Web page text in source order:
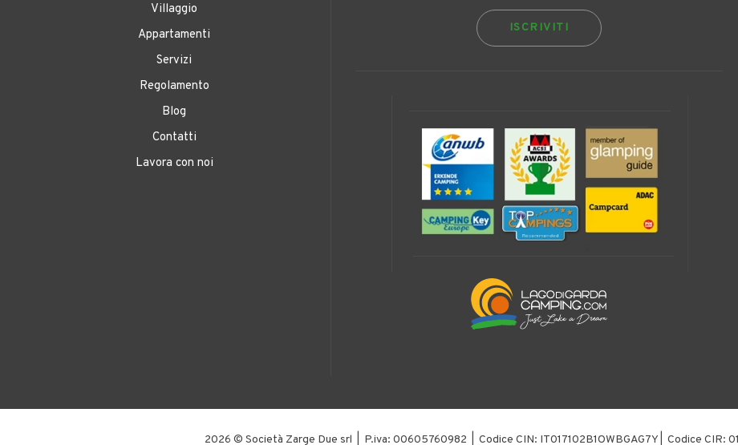
Villaggio
Appartamenti
Servizi
Regolamento
Blog
Contatti
Lavora con noi
ISCRIVITI
2026 © Società Zarge Due srl | P.iva: 00605760982 | Codice CIN: IT017102B1OWBGAG7Y | Codice CIR: